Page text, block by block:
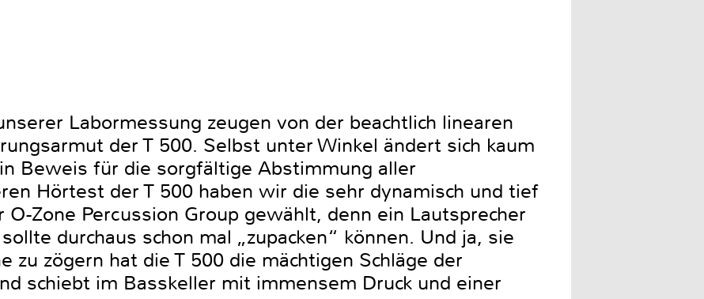
Labormessung zeugen von der beachtlich linearen
der T 500. Selbst unter Winkel ändert sich kaum
Beweis für die sorgfältige Abstimmung aller
Hörtest der T 500 haben wir die sehr dynamisch und tief
O-Zone Percussion Group gewählt, denn ein Lautsprecher
durchaus schon mal „zupacken“ können. Und ja, sie
zu zögern hat die T 500 die mächtigen Schläge der
schiebt im Basskeller mit immensem Druck und einer